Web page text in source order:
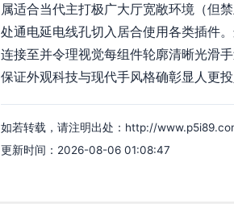
属适合当代主打极广大厅宽敞环境（但
处通电延电线孔切入居合使用各类插件
连接至并令理视觉每组件轮廓清晰光滑
保证外观科技与现代手风格确彰显人更
如若转载，请注明出处：http://
更新时间：2026-08-06 01:08:47